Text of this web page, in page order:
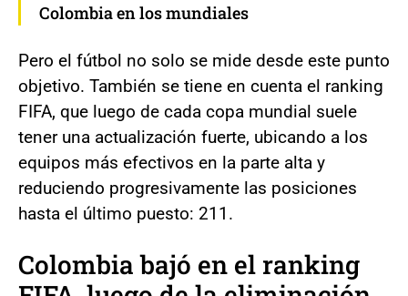
Colombia en los mundiales
Pero el fútbol no solo se mide desde este punto
objetivo. También se tiene en cuenta el ranking
FIFA, que luego de cada copa mundial suele
tener una actualización fuerte, ubicando a los
equipos más efectivos en la parte alta y
reduciendo progresivamente las posiciones
hasta el último puesto: 211.
Colombia bajó en el ranking